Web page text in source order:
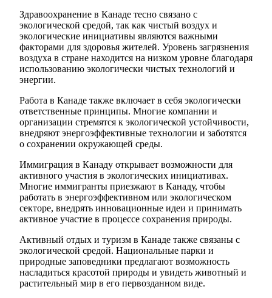
Здравоохранение в Канаде тесно связано с
экологической средой, так как чистый воздух и
экологические инициативы являются важными
факторами для здоровья жителей. Уровень загрязнения
воздуха в стране находится на низком уровне благодаря
использованию экологически чистых технологий и
энергии.
Работа в Канаде также включает в себя экологически
ответственные принципы. Многие компании и
организации стремятся к экологической устойчивости,
внедряют энергоэффективные технологии и заботятся
о сохранении окружающей среды.
Иммиграция в Канаду открывает возможности для
активного участия в экологических инициативах.
Многие иммигранты приезжают в Канаду, чтобы
работать в энергоэффективном или экологическом
секторе, внедрять инновационные идеи и принимать
активное участие в процессе сохранения природы.
Активный отдых и туризм в Канаде также связаны с
экологической средой. Национальные парки и
природные заповедники предлагают возможность
насладиться красотой природы и увидеть животный и
растительный мир в его первозданном виде.